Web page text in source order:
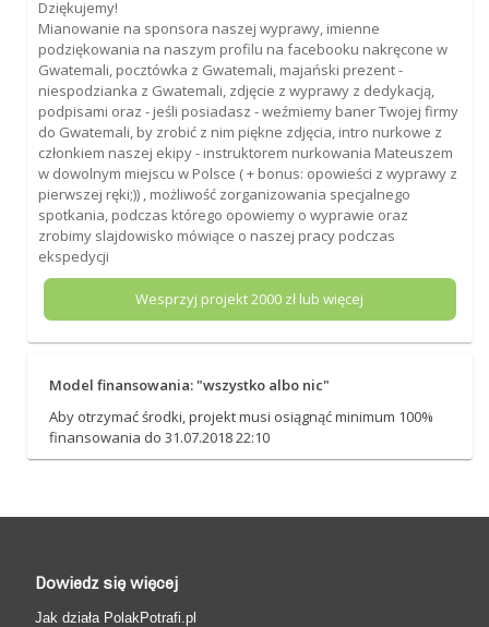
Dziękujemy!
Mianowanie na sponsora naszej wyprawy, imienne
podziękowania na naszym profilu na facebooku nakręcone w
Gwatemali, pocztówka z Gwatemali, majański prezent -
niespodzianka z Gwatemali, zdjęcie z wyprawy z dedykacją,
podpisami oraz - jeśli posiadasz - weźmiemy baner Twojej firmy
do Gwatemali, by zrobić z nim piękne zdjęcia, intro nurkowe z
członkiem naszej ekipy - instruktorem nurkowania Mateuszem
w dowolnym miejscu w Polsce ( + bonus: opowieści z wyprawy z
pierwszej ręki;)) , możliwość zorganizowania specjalnego
spotkania, podczas którego opowiemy o wyprawie oraz
zrobimy slajdowisko mówiące o naszej pracy podczas
ekspedycji
Wesprzyj projekt2000 zł lub więcej
Model finansowania: "wszystko albo nic"
Aby otrzymać środki, projekt musi osiągnąć minimum 100%
finansowania do 31.07.2018 22:10
Dowiedz się więcej
Jak działa PolakPotrafi.pl